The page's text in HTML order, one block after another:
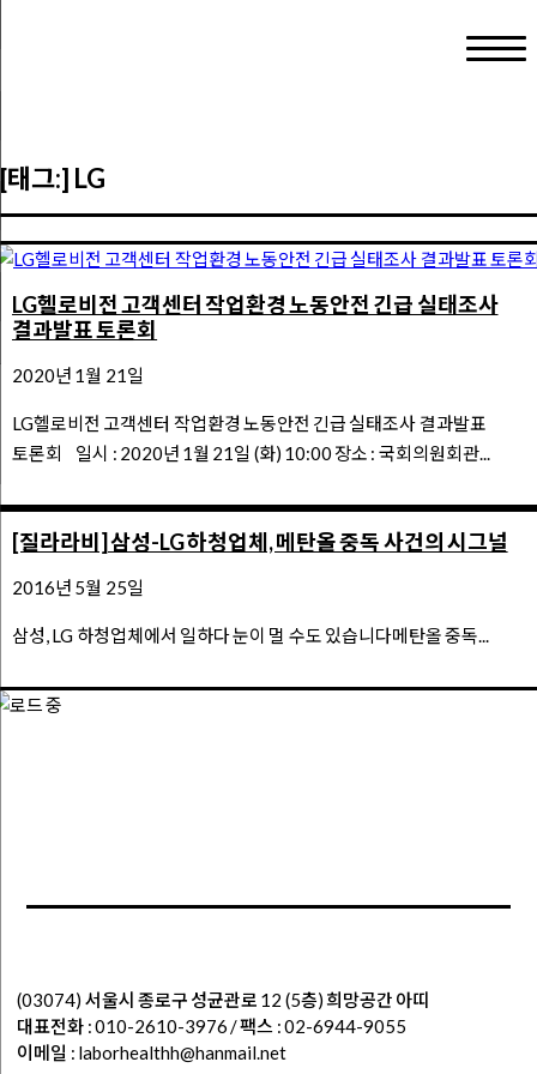
[태그:] LG
LG헬로비전 고객센터 작업환경 노동안전 긴급 실태조사
결과발표 토론회
2020년 1월 21일
LG헬로비전 고객센터 작업환경 노동안전 긴급 실태조사 결과발표
토론회 일시 : 2020년 1월 21일 (화) 10:00 장소 : 국회의원회관...
[질라라비] 삼성-LG 하청업체, 메탄올 중독 사건의 시그널
2016년 5월 25일
삼성, LG 하청업체에서 일하다 눈이 멀 수도 있습니다메탄올 중독...
(03074) 서울시 종로구 성균관로 12 (5층) 희망공간 아띠
대표전화 : 010-2610-3976 / 팩스 : 02-6944-9055
이메일 : laborhealthh@hanmail.net